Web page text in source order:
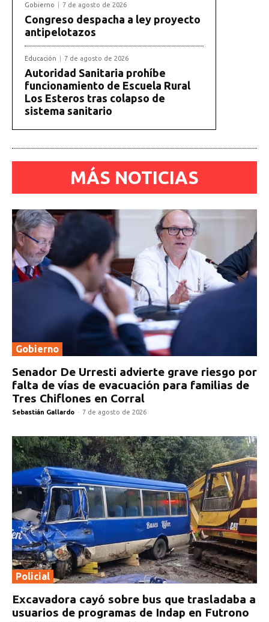
Gobierno 7 de agosto de 2026
Congreso despacha a ley proyecto
antipelotazos
Educación 7 de agosto de 2026
Autoridad Sanitaria prohíbe
funcionamiento de Escuela Rural
Los Esteros tras colapso de
sistema sanitario
MÁS NOTICIAS
Gobierno
Senador De Urresti advierte grave riesgo por
falta de vías de evacuación para familias de
Tres Chiflones en Corral
Sebastián Gallardo - 7 de agosto de 2026
Policial
Excavadora cayó sobre bus que trasladaba a
usuarios de programas de Indap en Futrono